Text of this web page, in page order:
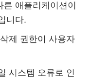
애플리케이션이
니다.
제 권한이 사용자
시스템 오류로 인